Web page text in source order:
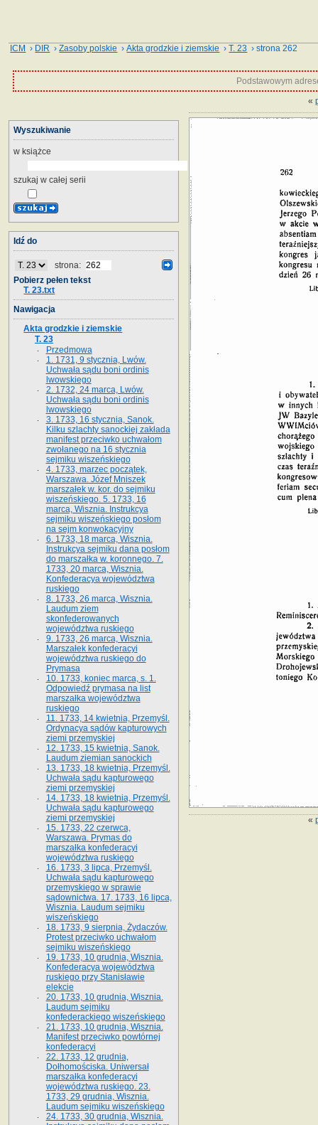
ICM › DIR ›Zasoby polskie ›Akta grodzkie i ziemskie ›T. 23 › strona 262
Podstawowym
«
«
Wyszukiwanie
w książce
szukaj w całej serii
Idź do
strona:
Pobierz pełen tekst
T. 23.txt
Nawigacja
Akta grodzkie i ziemskie
T. 23
Przedmowa
1. 1731, 9 stycznia, Lwów.
Uchwała sądu boni ordinis
lwowskiego
2. 1732, 24 marca, Lwów.
Uchwała sądu boni ordinis
lwowskiego
3. 1733, 16 stycznia, Sanok.
Kilku szlachty sanockiej zakłada
manifest przeciwko uchwałom
zwołanego na 16 stycz­nia
sejmiku wiszeńskiego
4. 1733, marzec początek,
Warszawa. Józef Mniszek
marszałek w. kor. do sejmiku
wiszeńskiego. 5. 1733, 16
marca, Wisznia. Instrukcya
sejmiku wiszeńskiego posłom
na sejm konwokacyjny
6. 1733, 18 marca, Wisznia.
Instrukcya sejmiku dana posłom
do marszałka w. koronnego. 7.
1733, 20 marca, Wisznia.
Konfederacya województwa
ruskiego
8. 1733, 26 marca, Wisznia.
Laudum ziem
skonfederowanych
województwa ruskiego
9. 1733, 26 marca, Wisznia.
Marszałek konfederacyi
województwa ruskiego do
Prymasa
10. 1733, koniec marca, s. 1.
Odpowiedź prymasa na list
marszałka województwa
ruskiego
11. 1733, 14 kwietnia, Przemyśl.
Ordynacya sądów kapturowych
ziemi przemyskiej
12. 1733, 15 kwietnia, Sanok.
Laudum ziemian sanockich
13. 1733, 18 kwietnia, Przemyśl.
Uchwała sądu kapturowego
ziemi przemyskiej
14. 1733, 18 kwietnia, Przemyśl.
Uchwała sądu kapturowego
ziemi przemyskiej
15. 1733, 22 czerwca,
Warszawa. Prymas do
marszałka konfederacyi
województwa ruskiego
16. 1733, 3 lipca, Przemyśl.
Uchwała sądu kapturowego
przemyskiego w sprawie
sądownictwa. 17. 1733, 16 lipca,
Wisznia. Laudum sejmiku
wiszeńskiego
18. 1733, 9 sierpnia, Żydaczów.
Protest przeciwko uchwałom
sejmiku wiszeńskiego
19. 1733, 10 grudnia, Wisznia.
Konfederacya województwa
ruskiego przy Stanisławie
elekcie
20. 1733, 10 grudnia, Wisznia.
Laudum sejmiku
konfederackiego wiszeńskiego
21. 1733, 10 grudnia, Wisznia.
Manifest przeciwko powtórnej
konfederacyi
22. 1733, 12 grudnia,
Dołhomościska. Uniwersał
marszałka konfederacyi
województwa ruskiego. 23.
1733, 29 grudnia, Wisznia.
Laudum sejmiku wiszeńskiego
24. 1733, 30 grudnia, Wisznia.